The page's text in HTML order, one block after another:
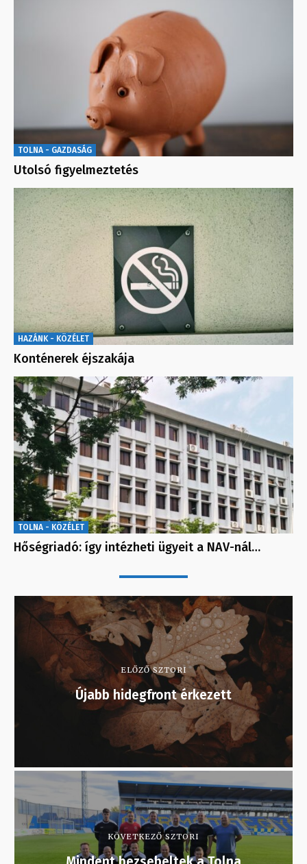
TOLNA - GAZDASÁG
Utolsó figyelmeztetés
HAZÁNK - KÖZÉLET
Konténerek éjszakája
TOLNA - KÖZÉLET
Hőségriadó: így intézheti ügyeit a NAV-nál…
ELŐZŐ SZTORI
Újabb hidegfront érkezett
KÖVETKEZŐ SZTORI